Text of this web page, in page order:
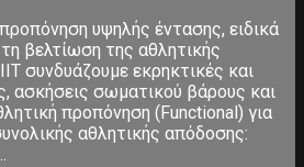
προπόνηση υψηλής έντασης, ειδικά
βελτίωση της αθλητικής
συνδυάζουμε εκρηκτικές και
ασκήσεις σωματικού βάρους και
προπόνηση (Functional) για
αθλητικής απόδοσης: